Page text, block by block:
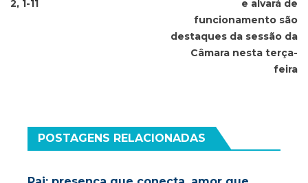
Post
2, 1-11
e alvará de
funcionamento são
destaques da sessão da
Câmara nesta terça-
feira
POSTAGENS RELACIONADAS